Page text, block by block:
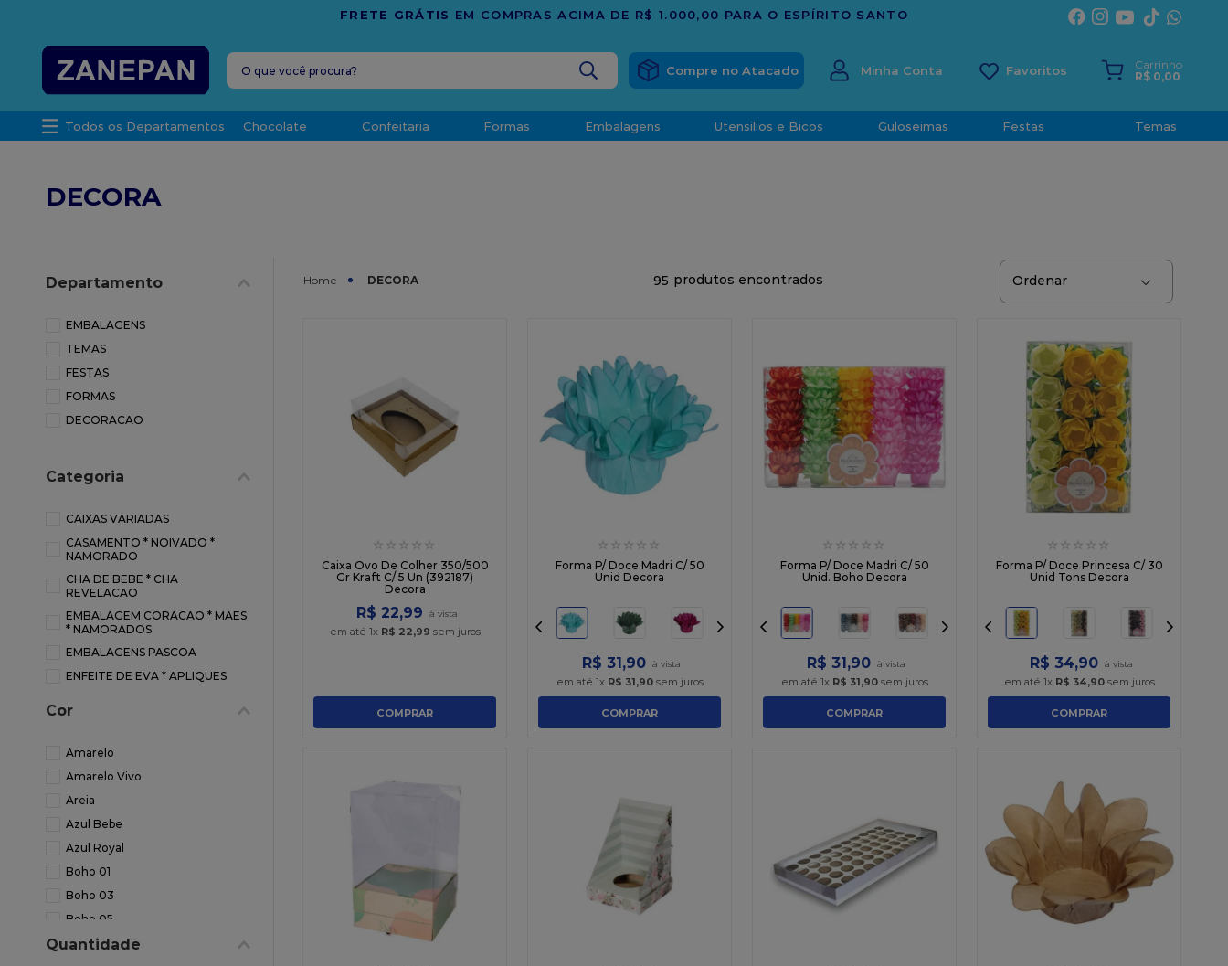
TRADIÇÃO E CONFIANÇA DESDE 2001
O que você procura?
Minha Conta
Carrinho
R$ 0,00
Todos os Departamentos Chocolate Confeitaria Formas Embalagens Utensilios e Bicos Guloseimas Festas Temas
DECORA
Departamento
EMBALAGENS
TEMAS
FESTAS
FORMAS
DECORACAO
Categoria
CAIXAS VARIADAS
CASAMENTO * NOIVADO *
NAMORADO
CHA DE BEBE * CHA
REVELACAO
EMBALAGEM CORACAO * MAES
* NAMORADOS
EMBALAGENS PASCOA
ENFEITE DE EVA * APLIQUES
FORMA PARA DOCE
JARDIM * BORBOLETAS *
BOSQUE
NATAL
NEON
Cor
Amarelo
Amarelo Vivo
Areia
Azul Bebe
Azul Royal
Boho 01
Boho 03
Boho 05
Boho 07
Quantidade
DECORA 95
☆ ☆ ☆ ☆ ☆
Caixa Ovo De Colher 350/500
Gr Kraft C/ 5 Un (392187)
Decora
R$ 22,99
em até 1x R$ 22,99 sem juros
COMPRAR
☆ ☆ ☆ ☆ ☆
Forma P/ Doce Madri C/ 50
Unid Decora
R$ 31 ,90
em até 1x R$ 31,90sem juros
COMPRAR
☆ ☆ ☆ ☆ ☆
Forma P/ Doce Madri C/ 50
Unid. Boho Decora
R$ 31 ,90
em até 1x R$ 31,90sem juros
COMPRAR
☆ ☆ ☆ ☆ ☆
Forma P/ Doce Princesa C/ 30
Unid Tons Decora
R$ 34,90
em até 1x R$ 34,90sem juros
COMPRAR
vela
caixa kraft
sacola